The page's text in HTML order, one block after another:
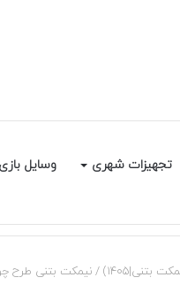
تجهیزات شهری وسایل
/ نیمکت بتنی طرح